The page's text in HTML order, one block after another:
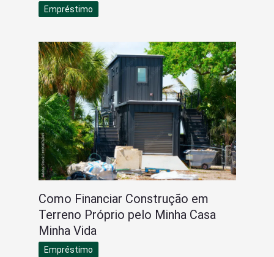
Empréstimo
Como Financiar Construção em
Terreno Próprio pelo Minha Casa
Minha Vida
Empréstimo